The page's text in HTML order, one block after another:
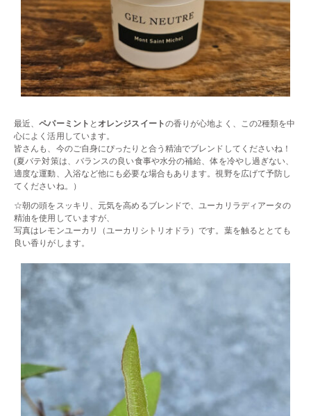
最近、ペパーミント と オレンジスイートの香りが心地よく、この2種類を中
心によく活用しています。
皆さんも、今のご自身にぴったりと合う精油でブレンドしてくださいね！
(夏バテ対策は、バランスの良い食事や水分の補給、体を冷やし過ぎない、
適度な運動、入浴など他にも必要な場合もあります。視野を広げて予防し
てくださいね。）
☆朝の頭をスッキリ、元気を高めるブレンドで、ユーカリラディアータの
精油を使用していますが、
写真はレモンユーカリ（ユーカリシトリオドラ）です。葉を触るととても
良い香りがします。